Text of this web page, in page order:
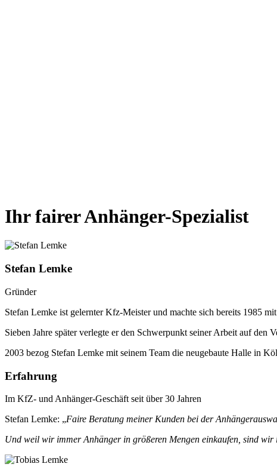
Ihr fairer Anhänger-Spezialist
Stefan Lemke
Gründer
Stefan Lemke ist gelernter Kfz-Meister und machte sich bereits 1985
Sieben Jahre später verlegte er den Schwerpunkt seiner Arbeit auf
2003 bezog Stefan Lemke mit seinem Team die neugebaute Halle in
Erfahrung
Im KfZ- und Anhänger-Geschäft seit über 30 Jahren
Stefan Lemke: „Faire Beratung meiner Kunden bei der
Und weil wir immer Anhänger in größeren Mengen einkaufen, sind